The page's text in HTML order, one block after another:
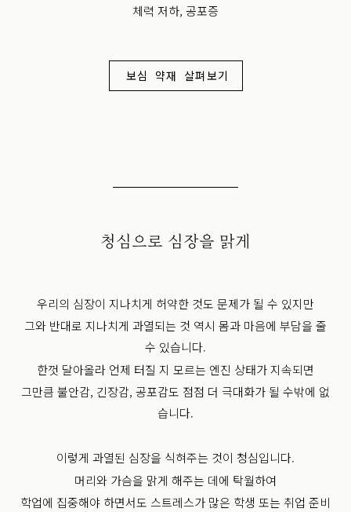
체력 저하, 공포증
보심 약재 살펴보기
청심으로 심장을 맑게
우리의 심장이 지나치게 허약한 것도 문제가 될 수 있지만
그와 반대로 지나치게 과열되는 것 역시 몸과 마음에 부담을 줄
수 있습니다.
한껏 달아올라 언제 터질 지 모르는 엔진 상태가 지속되면
그만큼 불안감, 긴장감, 공포감도 점점 더 극대화가 될 수밖에 없
습니다.
이렇게 과열된 심장을 식혀주는 것이 청심입니다.
머리와 가슴을 맑게 해주는 데에 탁월하여
학업에 집중해야 하면서도 스트레스가 많은 학생 또는 취업 준비